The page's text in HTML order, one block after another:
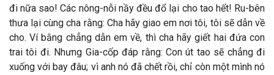
đi nữa sao! Các nông-nỗi nầy đều đổ lại cho tao hết! Ru-bên
thưa lại cùng cha rằng: Cha hãy giao em nơi tôi, tôi sẽ dẫn về
cho. Ví bằng chẳng dẫn em về, thì cha hãy giết hai đứa con
trai tôi đi. Nhưng Gia-cốp đáp rằng: Con út tao sẽ chẳng đi
xuống với bay đâu; vì anh nó đã chết rồi, chỉ còn một mình nó